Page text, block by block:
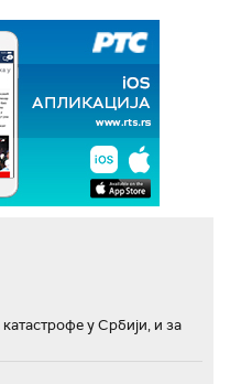
у Србији, и за